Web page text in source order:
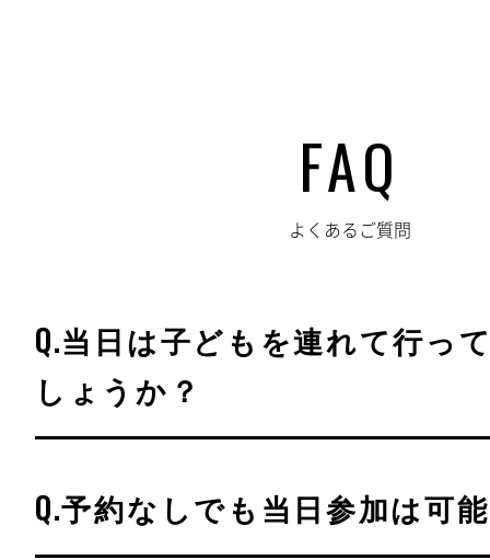
FAQ
よくあるご質問
Q.当日は子どもを連れて行っ
しょうか？
Q.予約なしでも当日参加は可